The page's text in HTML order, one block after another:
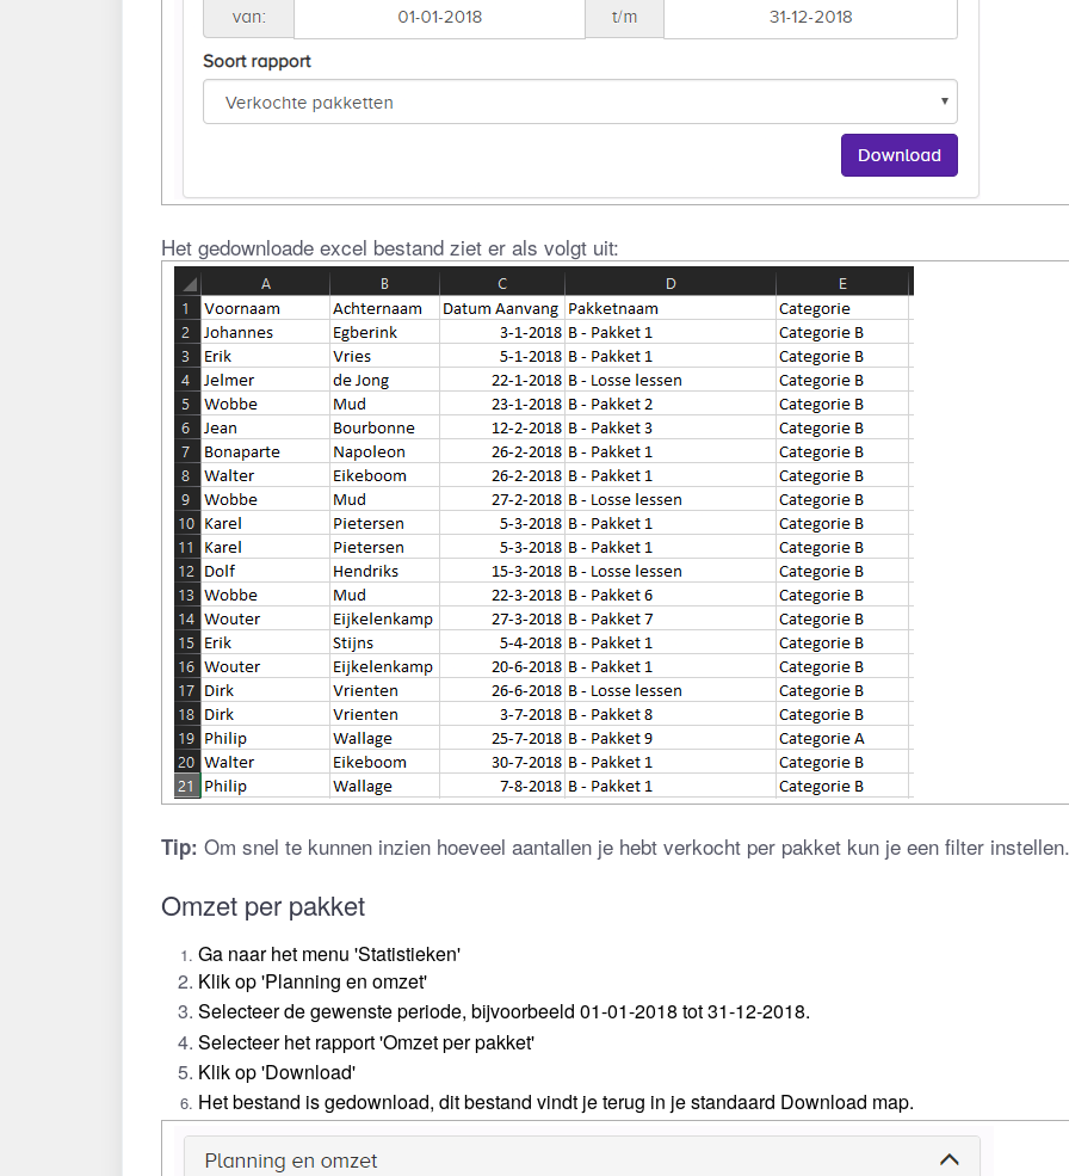
Het gedownloade excel bestand ziet er als volgt uit:
Tip: Om snel te kunnen inzien hoeveel aantallen je hebt verkocht per pakket kun je een filter instellen.
Omzet per pakket
Ga naar het menu 'Statistieken'
Klik op 'Planning en omzet'
Selecteer de gewenste periode, bijvoorbeeld 01-01-2018 tot 31-12-2018.
Selecteer het rapport 'Omzet per pakket'
Klik op 'Download'
Het bestand is gedownload, dit bestand vindt je terug in je standaard Download map.